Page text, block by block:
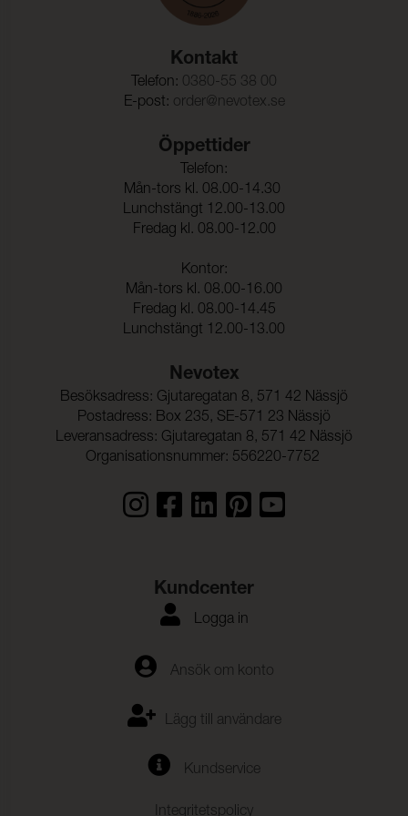
100 (ISO 4920)
Kontakt
Telefon: 0380-55 38 00
E-post: order@nevotex.se
Öppettider
Telefon:
Mån-tors kl. 08.00-14.30
Lunchstängt 12.00-13.00
Fredag kl. 08.00-12.00
Kontor:
Mån-tors kl. 08.00-16.00
Fredag kl. 08.00-14.45
Lunchstängt 12.00-13.00
Nevotex
Besöksadress: Gjutaregatan 8, 571 42 Nässjö
Postadress: Box 235, SE-571 23 Nässjö
Leveransadress: Gjutaregatan 8, 571 42 Nässjö
Organisationsnummer: 556220-7752
Kundcenter
Logga in
Ansök om konto
Lägg till användare
Kundservice
Integritetspolicy